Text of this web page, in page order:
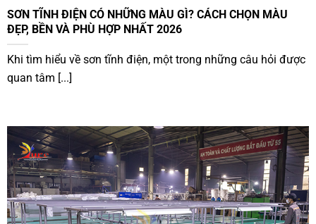
SƠN TĨNH ĐIỆN CÓ NHỮNG MÀU GÌ? CÁCH CHỌN MÀU
ĐẸP, BỀN VÀ PHÙ HỢP NHẤT 2026
Khi tìm hiểu về sơn tĩnh điện, một trong những câu hỏi được
quan tâm [...]